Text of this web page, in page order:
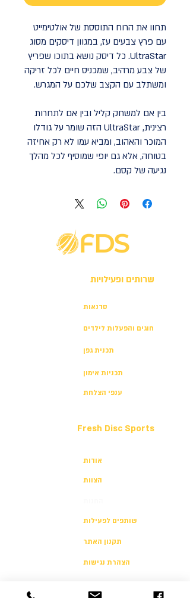
תחוו את הרוח התוססת של אולטימייט
עם פרץ צבעים עז, במגוון דיסקים מסוג
UltraStar. כל דיסק נושא בתוכו שפריץ
של צבע מרהיב, שמכניס חיים לכל זריקה
ומשתלב עם הקצב שלכם על המגרש.
בין אם למשחק קליל ובין אם לתחרות
רצינית, UltraStar הזה שומר על גודלו
המוכר והאהוב, ומביא עמו לא רק אחיזה
בטוחה, אלא גם יופי שמוסיף לכל מהלך
נגיעה של קסם.
שרותים ופעילויות
סדנאות
חוגים והפעלות לילדים
תכנית גפן
תכניות אימון
ענפי הצלחת
Fresh Disc Sports
אודות
הצוות
שותפים לפעילות
תקנון האתר
הצהרת נגישות